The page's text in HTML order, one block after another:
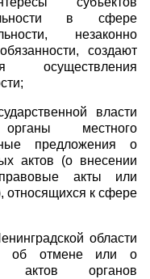
в сфере
незаконно
создают
власти
местного
предложения о
актов (о внесении
акты или
относящихся к сфере
области
об отмене или о
актов органов